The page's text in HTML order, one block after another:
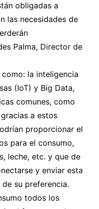
obligadas a
las necesidades de
Palma, Director de
la inteligencia
(IoT) y Big Data,
comunes, como
a estos
proporcionar el
para el consumo,
leche, etc. y que de
y enviar esta
su preferencia.
todos los